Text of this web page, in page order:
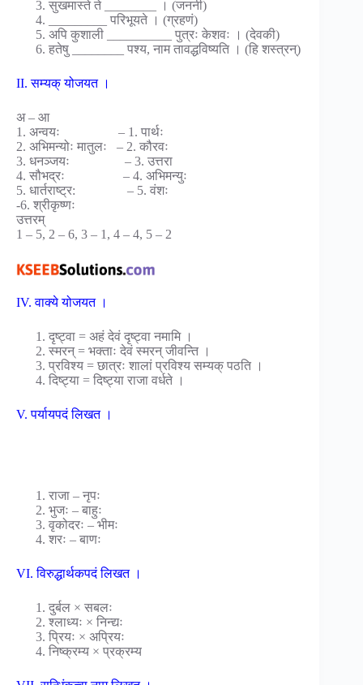
सुखमास्ते ते ________ । (जननी)
_________ परिभूयते । (ग्रहणं)
अपि कुशाली __________ पुत्रः केशवः । (देवकी)
हतेषु ________ पश्य, नाम तावद्धविष्यति । (हि शस्त्रन्)
II. सम्यक् योजयत ।
अ – आ
1. अन्वयः – 1. पार्थः
2. अभिमन्योः मातुलः – 2. कौरवः
3. धनञ्जयः – 3. उत्तरा
4. सौभद्रः – 4. अभिमन्युः
5. धार्तराष्ट्र: – 5. वंशः
-6. श्रीकृष्णः
उत्तरम्
1 – 5, 2 – 6, 3 – 1, 4 – 4, 5 – 2
IV. वाक्ये योजयत ।
दृष्ट्वा = अहं देवं दृष्ट्वा नमामि ।
स्मरन् = भक्ताः देवं स्मरन् जीवन्ति ।
प्रविश्य = छात्रः शालां प्रविश्य सम्यक् पठति ।
दिष्ट्या = दिष्ट्या राजा वर्धते ।
V. पर्यायपदं लिखत ।
राजा – नृपः
भुजः – बाहुः
वृकोदरः – भीमः
शरः – बाणः
VI. विरुद्धार्थकपदं लिखत ।
दुर्बल × सबलः
श्लाध्यः × निन्द्यः
प्रियः × अप्रियः
निष्क्रम्य × प्रक्रम्य